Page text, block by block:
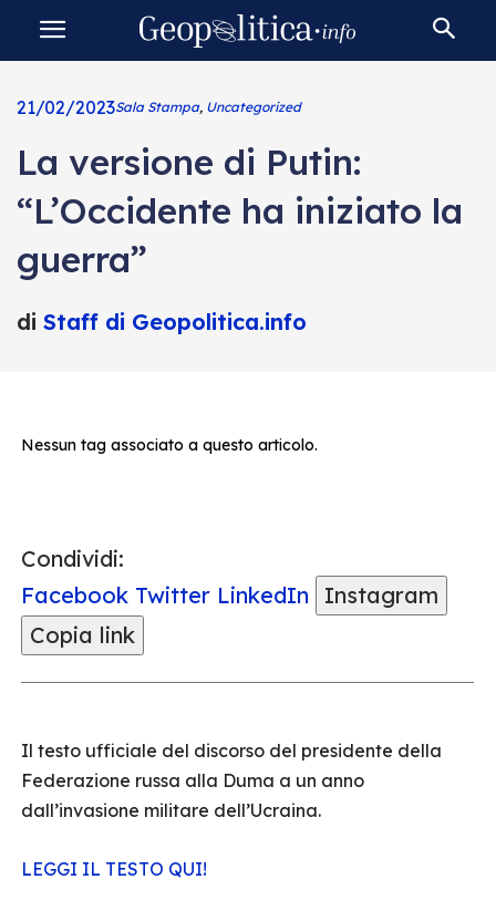
21/02/2023Sala Stampa, Uncategorized
La versione di Putin:
“L’Occidente ha iniziato la
guerra”
di Staff di Geopolitica.info
Nessun tag associato a questo articolo.
Condividi:
Facebook Twitter LinkedIn
Instagram
Copia link
Il testo ufficiale del discorso del presidente della
Federazione russa alla Duma a un anno
dall’invasione militare dell’Ucraina.
LEGGI IL TESTO QUI!